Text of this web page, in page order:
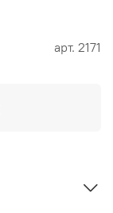
арт. 2171